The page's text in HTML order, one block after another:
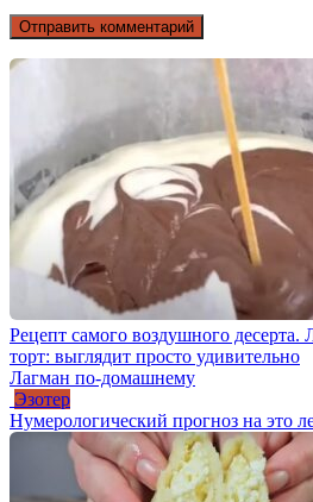
Рецепт самого воздушного
торт: выглядит просто удивительно
Лагман по-домашнему
Эзотер
Нумерологический прогноз на это